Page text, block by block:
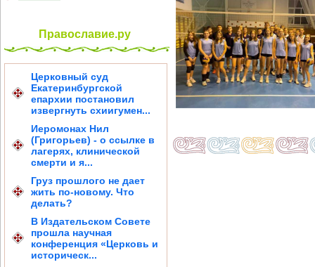
Православие.ру
Церковный суд
Екатеринбургской
епархии постановил
извергнуть схиигумен...
Иеромонах Нил
(Григорьев) - о ссылке в
лагерях, клинической
смерти и я...
Груз прошлого не дает
жить по-новому. Что
делать?
В Издательском Совете
прошла научная
конференция «Церковь и
историческ...